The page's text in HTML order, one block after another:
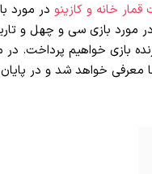
قمار خانه و کازینو در مورد
در مورد بازی سی و چهل و
بازی خواهیم پرداخت. در
خواهد شد و در